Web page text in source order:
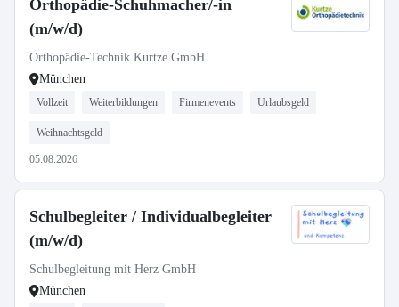
Orthopädie-Schuhmacher/-in
(m/w/d)
Orthopädie-Technik Kurtze GmbH
München
Vollzeit Weiterbildungen Firmenevents Urlaubsgeld
Weihnachtsgeld
05.08.2026
Schulbegleiter / Individualbegleiter
(m/w/d)
Schulbegleitung mit Herz GmbH
München